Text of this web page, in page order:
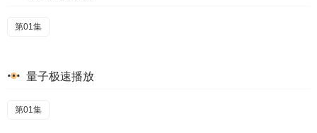
第01集
量子极速播放
第01集